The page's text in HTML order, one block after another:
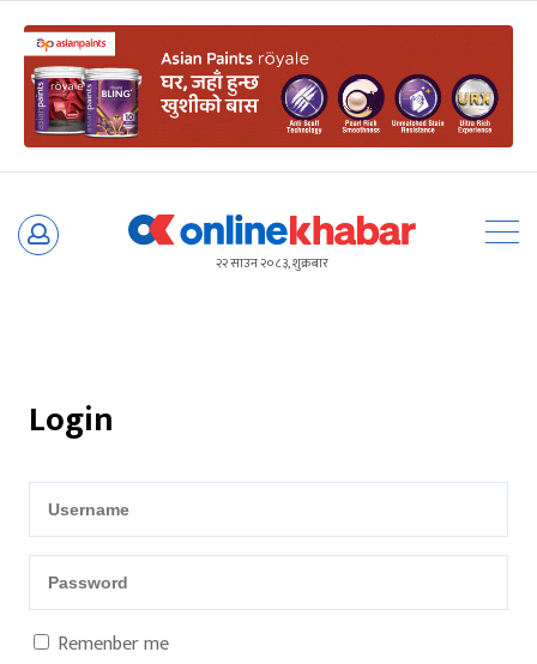
Skip
२२ साउन २०८३, शुक्रबार
Login
Remenber me